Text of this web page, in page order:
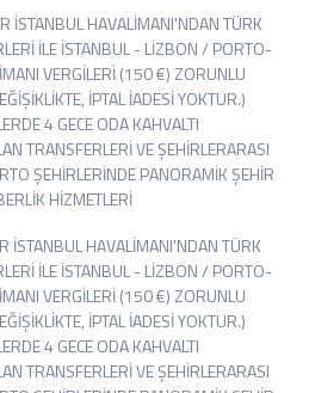
İSTANBUL HAVALİMANI'NDAN TÜRK
İLE İSTANBUL - LİZBON / PORTO-
VERGİLERİ (150 €) ZORUNLU
İPTAL İADESİ YOKTUR.)
4 GECE ODA KAHVALTI
TRANSFERLERİ VE ŞEHİRLERARASI
ŞEHİRLERİNDE PANORAMİK ŞEHİR
HİZMETLERİ
İSTANBUL HAVALİMANI'NDAN TÜRK
İLE İSTANBUL - LİZBON / PORTO-
VERGİLERİ (150 €) ZORUNLU
İPTAL İADESİ YOKTUR.)
4 GECE ODA KAHVALTI
TRANSFERLERİ VE ŞEHİRLERARASI